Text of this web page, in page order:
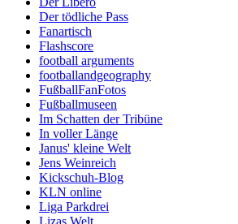
Der tödliche Pass
Fanartisch
Flashscore
football arguments
footballandgeography
FußballFanFotos
Fußballmuseen
Im Schatten der Tribüne
In voller Länge
Janus' kleine Welt
Jens Weinreich
Kickschuh-Blog
KLN online
Liga Parkdrei